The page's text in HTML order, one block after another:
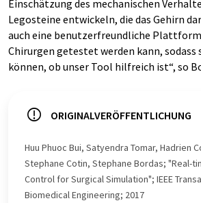
Einschätzung des mechanischen
Legosteine entwickeln, die das Gehirn
auch eine benutzerfreundliche
Chirurgen getestet werden kann,
können, ob unser Tool hilfreich ist“, so
ORIGINALVERÖFFENTLICHUNG
Huu Phuoc Bui, Satyendra Tomar, Hadrien
Stephane Cotin, Stephane Bordas; "Real-
Control for Surgical Simulation"; IEEE
Biomedical Engineering; 2017